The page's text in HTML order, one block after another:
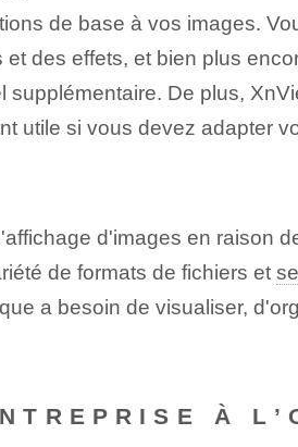
de base à vos images.
des effets, et bien plus
De plus,
utile si vous devez adapter
d'images en raison
de formats de fichiers et
a besoin de visualiser,
À